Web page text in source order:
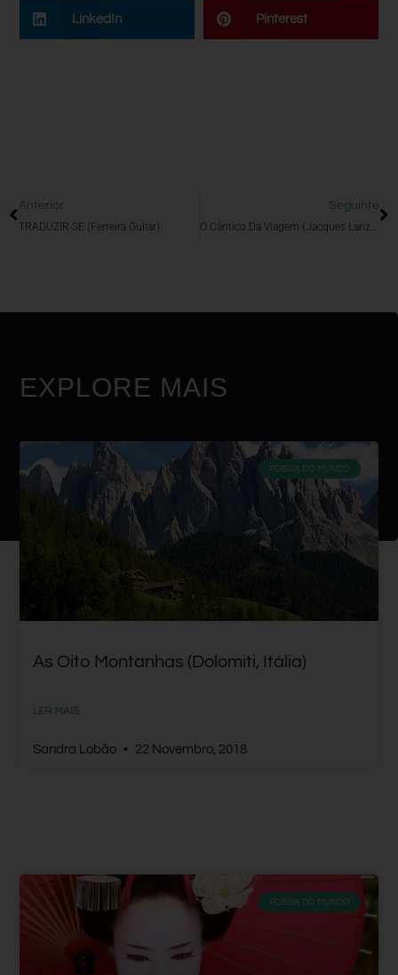
LinkedIn Pinterest
Anterior
TRADUZIR-SE (Ferreira Gullar)
Seguinte
EXPLORE MAIS
POESIA DO MUNDO
As Oito Montanhas (Dolomiti, Itália)
LER MAIS
Sandra Lobão 22 Novembro, 2018
POESIA DO MUNDO